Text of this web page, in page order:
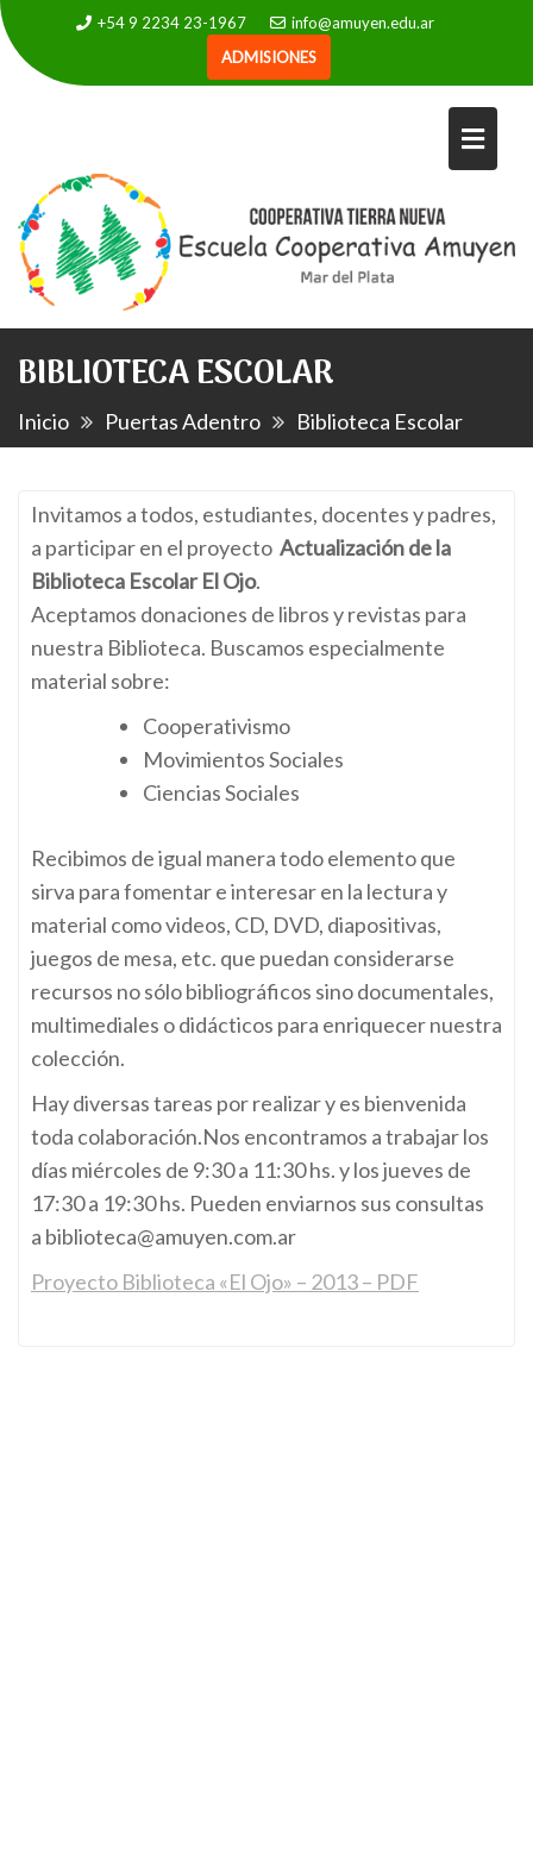
+54 9 2234 23-1967
info@amuyen.edu.ar
ADMISIONES
BIBLIOTECA ESCOLAR
Inicio Puertas Adentro Biblioteca Escolar
Invitamos a todos, estudiantes, docentes y padres,
a participar en el proyecto Actualización de la
Biblioteca Escolar El Ojo.
Aceptamos donaciones de libros y revistas para
nuestra Biblioteca. Buscamos especialmente
material sobre:
Cooperativismo
Movimientos Sociales
Ciencias Sociales
Recibimos de igual manera todo elemento que
sirva para fomentar e interesar en la lectura y
material como videos, CD, DVD, diapositivas,
juegos de mesa, etc. que puedan considerarse
recursos no sólo bibliográficos sino documentales,
multimediales o didácticos para enriquecer nuestra
colección.
Hay diversas tareas por realizar y es bienvenida
toda colaboración.Nos encontramos a trabajar los
días miércoles de 9:30 a 11:30 hs. y los jueves de
17:30 a 19:30 hs. Pueden enviarnos sus consultas
a biblioteca@amuyen.com.ar
Proyecto Biblioteca «El Ojo» – 2013 – PDF